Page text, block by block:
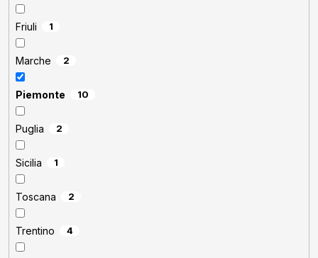
Friuli 1
Marche 2
Piemonte 10
Puglia 2
Sicilia 1
Toscana 2
Trentino 4